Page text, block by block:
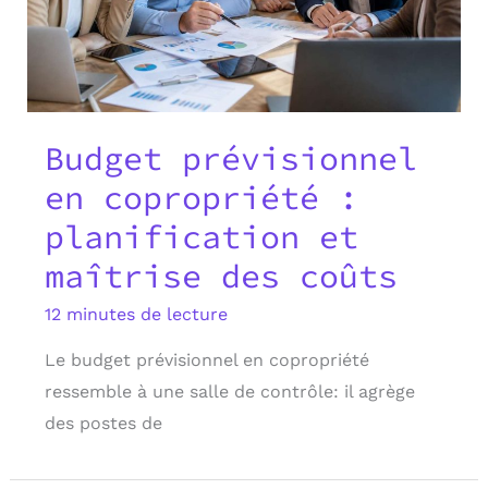
Budget prévisionnel
en copropriété :
planification et
maîtrise des coûts
12 minutes de lecture
Le budget prévisionnel en copropriété
ressemble à une salle de contrôle: il agrège
des postes de